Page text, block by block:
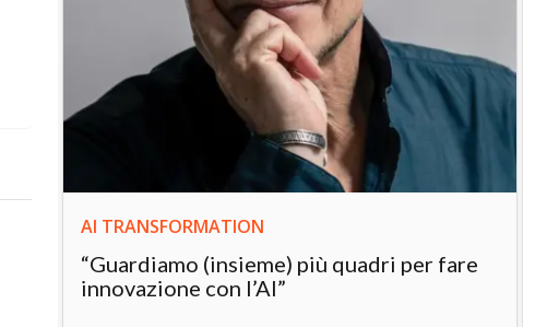
AI TRANSFORMATION
“Guardiamo (insieme) più quadri per fare
innovazione con l’AI”